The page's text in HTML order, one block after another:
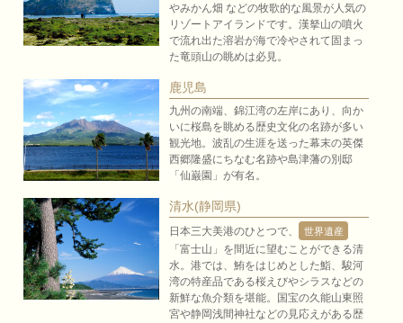
やみかん畑 などの牧歌的な風景が人気の
リゾートアイランドです。漢拏山の噴火
で流れ出た溶岩が海で冷やされて固まっ
た竜頭山の眺めは必見。
鹿児島
九州の南端、錦江湾の左岸にあり、向か
いに桜島を眺める歴史文化の名跡が多い
観光地。波乱の生涯を送った幕末の英傑
西郷隆盛にちなむ名跡や島津藩の別邸
「仙巌園」が有名。
清水(静岡県)
日本三大美港のひとつで、 世界遺産
「富士山」を間近に望むことができる清
水。港では、鮪をはじめとした鮨、駿河
湾の特産品である桜えびやシラスなどの
新鮮な魚介類を堪能。国宝の久能山東照
宮や静岡浅間神社などの見応えがある歴